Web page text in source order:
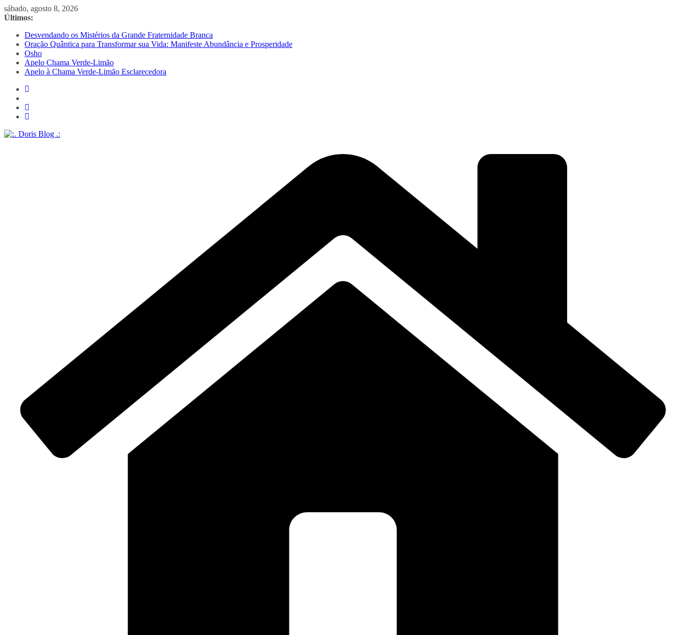
Pular
para
conteúdo
sábado, agosto 8, 2026
Últimos:
Desvendando os Mistérios da Grande Fraternidade Branca
Oração Quântica para Transformar sua Vida: Manifeste Abundância e Prosperidade
Osho
Apelo Chama Verde-Limão
Apelo à Chama Verde-Limão Esclarecedora